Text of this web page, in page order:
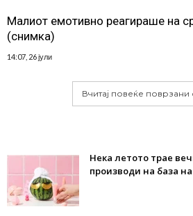
Малиот емотивно реагираше на
(снимка)
14:07, 26 јули
Вчитај повеќе поврзани
Нека летото трае
производи на база